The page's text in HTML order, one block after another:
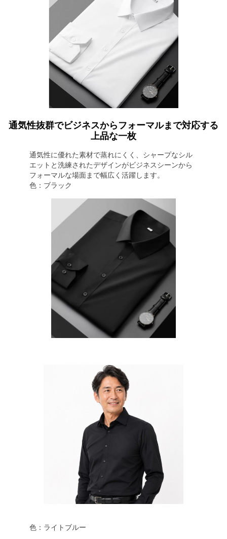
通気性抜群でビジネスからフォーマルまで対応する
上品な一枚
通気性に優れた素材で蒸れにくく、シャープなシル
エットと洗練されたデザインがビジネスシーンから
フォーマルな場面まで幅広く活躍します。
色：ブラック
色：ライトブルー